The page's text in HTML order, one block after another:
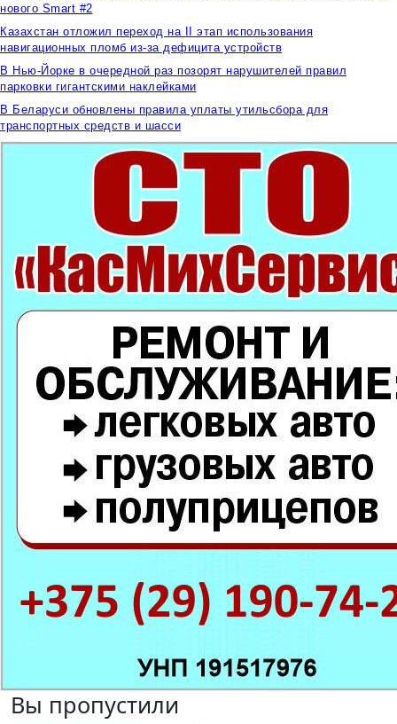
нового Smart #2
Казахстан отложил переход на II этап использования
навигационных пломб из-за дефицита устройств
В Нью-Йорке в очередной раз позорят нарушителей правил
парковки гигантскими наклейками
В Беларуси обновлены правила уплаты утильсбора для
транспортных средств и шасси
Вы пропустили